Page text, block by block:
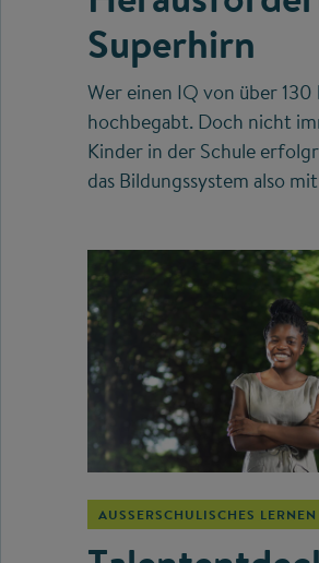
Superhirn
Wer einen IQ von über 130
hochbegabt. Doch nicht
Kinder in der Schule
das Bildungssystem also
AUSSERSCHULISCHES LERNEN